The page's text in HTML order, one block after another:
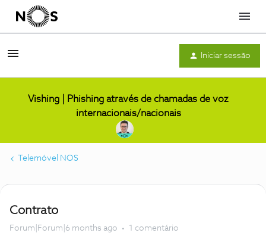
Menu
Iniciar sessão
Vishing | Phishing através de chamadas de voz
internacionais/nacionais
Telemóvel NOS
Contrato
Forum|Forum|6 months ago 1 comentário